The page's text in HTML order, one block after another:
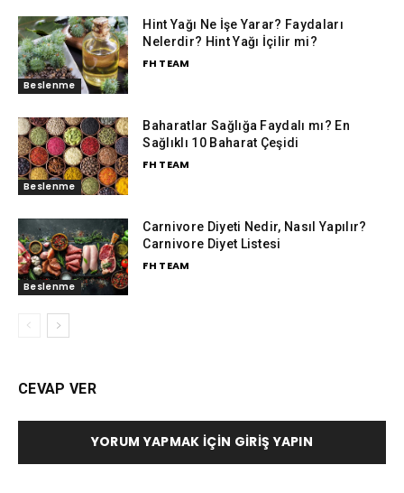
Beslenme
Hint Yağı Ne İşe Yarar? Faydaları
Nelerdir? Hint Yağı İçilir mi?
FH TEAM
Beslenme
Baharatlar Sağlığa Faydalı mı? En
Sağlıklı 10 Baharat Çeşidi
FH TEAM
Beslenme
Carnivore Diyeti Nedir, Nasıl Yapılır?
Carnivore Diyet Listesi
FH TEAM
CEVAP VER
YORUM YAPMAK İÇIN GIRIŞ YAPIN